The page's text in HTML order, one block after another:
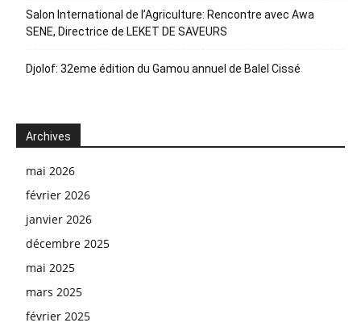
Salon International de l’Agriculture: Rencontre avec Awa
SENE, Directrice de LEKET DE SAVEURS
Djolof: 32eme édition du Gamou annuel de Balel Cissé
Archives
mai 2026
février 2026
janvier 2026
décembre 2025
mai 2025
mars 2025
février 2025